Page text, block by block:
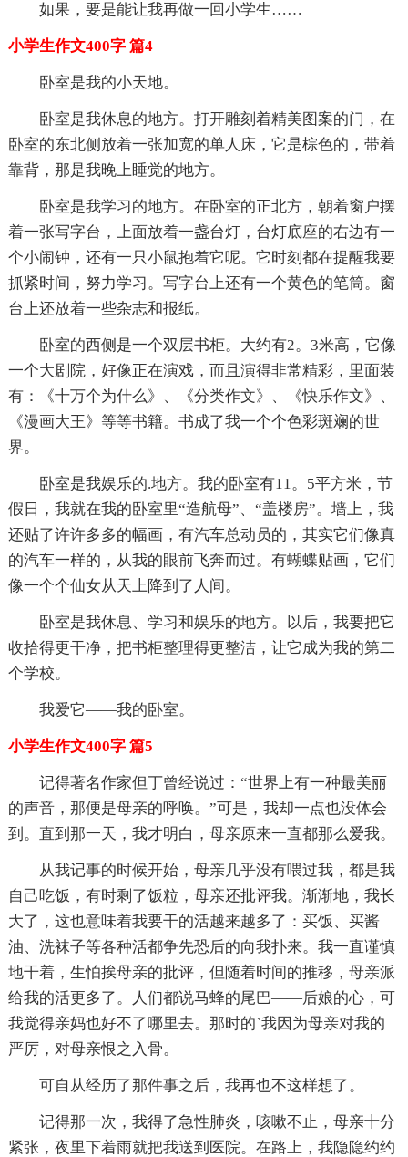
如果，要是能让我再做一回小学生……
小学生作文400字 篇4
卧室是我的小天地。
卧室是我休息的地方。打开雕刻着精美图案的门，在
卧室的东北侧放着一张加宽的单人床，它是棕色的，带着
靠背，那是我晚上睡觉的地方。
卧室是我学习的地方。在卧室的正北方，朝着窗户摆
着一张写字台，上面放着一盏台灯，台灯底座的右边有一
个小闹钟，还有一只小鼠抱着它呢。它时刻都在提醒我要
抓紧时间，努力学习。写字台上还有一个黄色的笔筒。窗
台上还放着一些杂志和报纸。
卧室的西侧是一个双层书柜。大约有2。3米高，它像
一个大剧院，好像正在演戏，而且演得非常精彩，里面装
有：《十万个为什么》、《分类作文》、《快乐作文》、
《漫画大王》等等书籍。书成了我一个个色彩斑斓的世
界。
卧室是我娱乐的.地方。我的卧室有11。5平方米，节
假日，我就在我的卧室里“造航母”、“盖楼房”。墙上，我
还贴了许许多多的幅画，有汽车总动员的，其实它们像真
的汽车一样的，从我的眼前飞奔而过。有蝴蝶贴画，它们
像一个个仙女从天上降到了人间。
卧室是我休息、学习和娱乐的地方。以后，我要把它
收拾得更干净，把书柜整理得更整洁，让它成为我的第二
个学校。
我爱它——我的卧室。
小学生作文400字 篇5
记得著名作家但丁曾经说过：“世界上有一种最美丽
的声音，那便是母亲的呼唤。”可是，我却一点也没体会
到。直到那一天，我才明白，母亲原来一直都那么爱我。
从我记事的时候开始，母亲几乎没有喂过我，都是我
自己吃饭，有时剩了饭粒，母亲还批评我。渐渐地，我长
大了，这也意味着我要干的活越来越多了：买饭、买酱
油、洗袜子等各种活都争先恐后的向我扑来。我一直谨慎
地干着，生怕挨母亲的批评，但随着时间的推移，母亲派
给我的活更多了。人们都说马蜂的尾巴——后娘的心，可
我觉得亲妈也好不了哪里去。那时的`我因为母亲对我的
严厉，对母亲恨之入骨。
可自从经历了那件事之后，我再也不这样想了。
记得那一次，我得了急性肺炎，咳嗽不止，母亲十分
紧张，夜里下着雨就把我送到医院。在路上，我隐隐约约